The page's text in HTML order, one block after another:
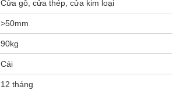
Cửa gỗ, cửa thép, cửa kim loại
>50mm
90kg
Cái
12 tháng